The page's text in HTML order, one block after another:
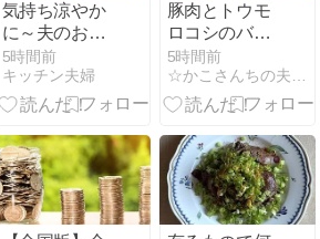
気持ち涼やか
に～夫のお弁
当691
5時間前
キッチン夫婦
豚肉とトウモ
ロコシのバタ
ー炒め☆いか
サラダ☆うれ
しいいただき
5時間前